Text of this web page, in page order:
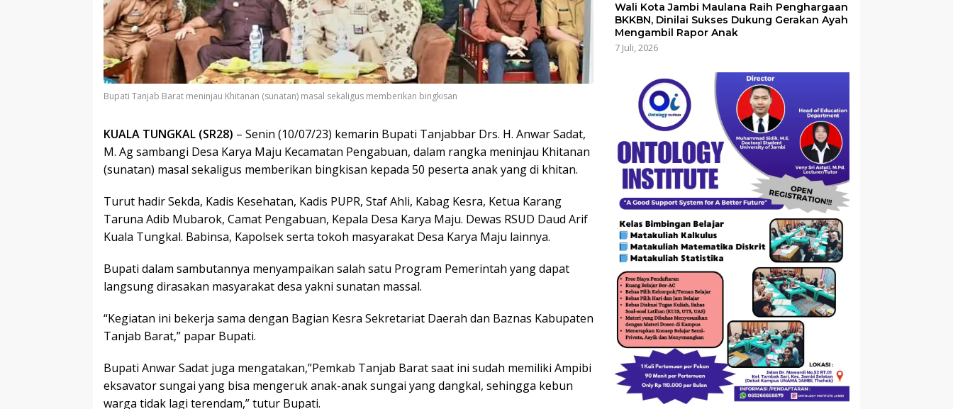
Bupati Tanjab Barat meninjau Khitanan (sunatan) masal sekaligus memberikan bingkisan
KUALA TUNGKAL (SR28) – Senin (10/07/23) kemarin Bupati Tanjabbar Drs. H. Anwar Sadat,
M. Ag sambangi Desa Karya Maju Kecamatan Pengabuan, dalam rangka meninjau Khitanan
(sunatan) masal sekaligus memberikan bingkisan kepada 50 peserta anak yang di khitan.
Turut hadir Sekda, Kadis Kesehatan, Kadis PUPR, Staf Ahli, Kabag Kesra, Ketua Karang
Taruna Adib Mubarok, Camat Pengabuan, Kepala Desa Karya Maju. Dewas RSUD Daud Arif
Kuala Tungkal. Babinsa, Kapolsek serta tokoh masyarakat Desa Karya Maju lainnya.
Bupati dalam sambutannya menyampaikan salah satu Program Pemerintah yang dapat
langsung dirasakan masyarakat desa yakni sunatan massal.
“Kegiatan ini bekerja sama dengan Bagian Kesra Sekretariat Daerah dan Baznas Kabupaten
Tanjab Barat,” papar Bupati.
Bupati Anwar Sadat juga mengatakan,”Pemkab Tanjab Barat saat ini sudah memiliki Ampibi
eksavator sungai yang bisa mengeruk anak-anak sungai yang dangkal, sehingga kebun
warga tidak lagi terendam,” tutur Bupati.
Wali Kota Jambi Maulana Raih Penghargaan
BKKBN, Dinilai Sukses Dukung Gerakan Ayah
Mengambil Rapor Anak
7 Juli, 2026